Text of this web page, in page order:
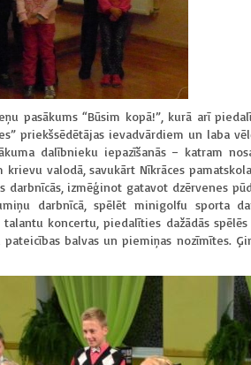
pasākums “Būsim kopā!”, kurā arī
priekšsēdētājas ievadvārdiem un laba
dalībnieku iepazīšanās – katram
valodā, savukārt Nīkrāces
izmēģinot gatavot dzērvenes
darbnīcā, spēlēt minigolfu sporta
koncertu, piedalīties dažādās
balvas un piemiņas nozīmītes.